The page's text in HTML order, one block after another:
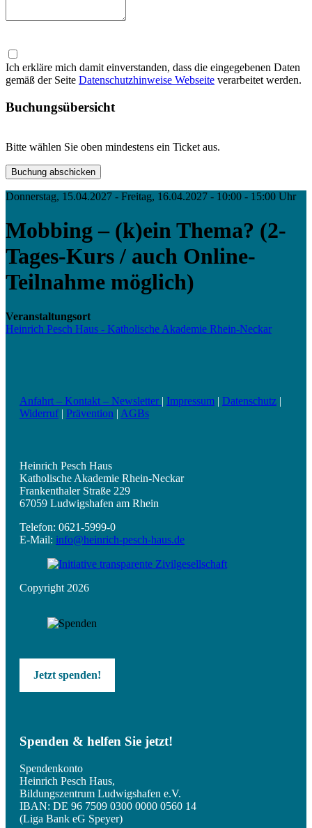
Ich erkläre mich damit einverstanden, dass die eingegebenen Daten
gemäß der Seite Datenschutzhinweise Webseite verarbeitet werden.
Buchungsübersicht
Bitte wählen Sie oben mindestens ein Ticket aus.
Donnerstag, 15.04.2027 - Freitag, 16.04.2027 - 10:00 - 15:00 Uhr
Mobbing – (k)ein Thema? (2-
Tages-Kurs / auch Online-
Teilnahme möglich)
Veranstaltungsort
Heinrich Pesch Haus - Katholische Akademie Rhein-Neckar
Anfahrt – Kontakt – Newsletter | Impressum | Datenschutz |
Widerruf| Prävention | AGBs
Heinrich Pesch Haus
Katholische Akademie Rhein-Neckar
Frankenthaler Straße 229
67059 Ludwigshafen am Rhein
Telefon: 0621-5999-0
E-Mail: info@heinrich-pesch-haus.de
Copyright 2026
Jetzt spenden!
Spenden & helfen Sie jetzt!
Spendenkonto
Heinrich Pesch Haus,
Bildungszentrum Ludwigshafen e.V.
IBAN: DE 96 7509 0300 0000 0560 14
(Liga Bank eG Speyer)